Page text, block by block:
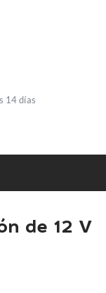
14 días
de 12 V